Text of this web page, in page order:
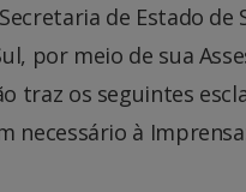
de Estado de
por meio de sua
traz os seguintes
necessário à